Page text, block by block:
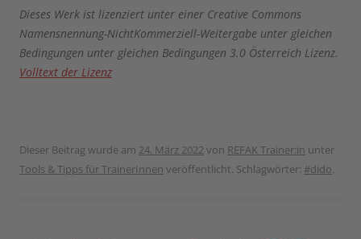
Dieses Werk ist lizenziert unter einer Creative Commons
Namensnennung-NichtKommerziell-Weitergabe unter gleichen
Bedingungen unter gleichen Bedingungen 3.0 Österreich Lizenz.
Volltext der Lizenz
Dieser Beitrag wurde am 24. März 2022von REFAK Trainer:in unter
Tools & Tipps für TrainerInnen veröffentlicht. Schlagwörter: #dido.